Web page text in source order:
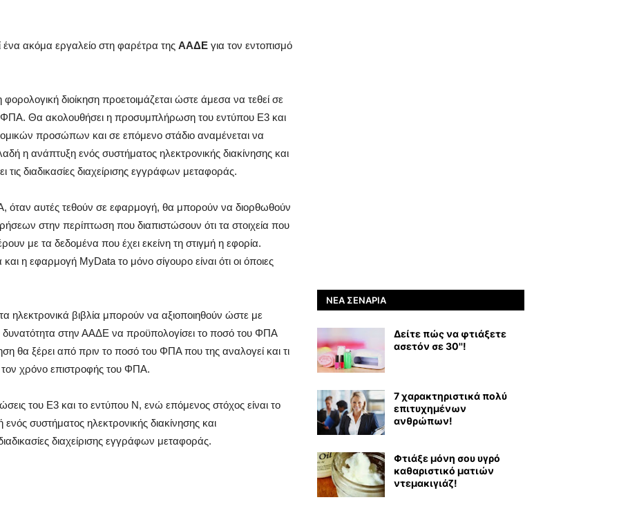
ακόμα εργαλείο στη φαρέτρα της ΑΑΔΕ για τον εντοπισμό
διοίκηση προετοιμάζεται ώστε άμεσα να τεθεί σε
Θα ακολουθήσει η προσυμπλήρωση του εντύπου Ε3 και
προσώπων και σε επόμενο στάδιο αναμένεται να
η ανάπτυξη ενός συστήματος ηλεκτρονικής διακίνησης και
διαδικασίες διαχείρισης εγγράφων μεταφοράς.
αυτές τεθούν σε εφαρμογή, θα μπορούν να διορθωθούν
στην περίπτωση που διαπιστώσουν ότι τα στοιχεία που
με τα δεδομένα που έχει εκείνη τη στιγμή η εφορία.
η εφαρμογή MyData το μόνο σίγουρο είναι ότι οι όποιες
ηλεκτρονικά βιβλία μπορούν να αξιοποιηθούν ώστε με
στην ΑΑΔΕ να προϋπολογίσει το ποσό του ΦΠΑ
θα ξέρει από πριν το ποσό του ΦΠΑ που της αναλογεί και τι
χρόνο επιστροφής του ΦΠΑ.
του Ε3 και το εντύπου Ν, ενώ επόμενος στόχος είναι το
συστήματος ηλεκτρονικής διακίνησης και
διαχείρισης εγγράφων μεταφοράς.
ΝΈΑ ΣΕΝΆΡΙΑ
Δείτε πώς να φτιάξετε
ασετόν σε 30''!
7 χαρακτηριστικά πολύ
επιτυχημένων
ανθρώπων!
Φτιάξε μόνη σου υγρό
καθαριστικό ματιών
ντεμακιγιάζ!